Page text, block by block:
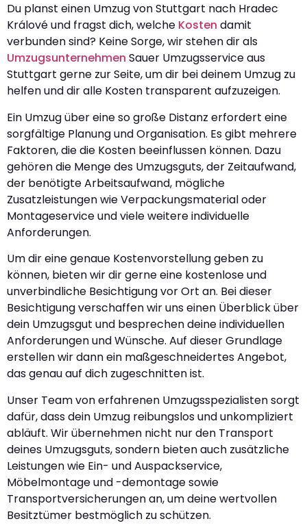
Du planst einen Umzug von Stuttgart nach Hradec
Králové und fragst dich, welche Kosten damit
verbunden sind? Keine Sorge, wir stehen dir als
Umzugsunternehmen Sauer Umzugsservice aus
Stuttgart gerne zur Seite, um dir bei deinem Umzug zu
helfen und dir alle Kosten transparent aufzuzeigen.
Ein Umzug über eine so große Distanz erfordert eine
sorgfältige Planung und Organisation. Es gibt mehrere
Faktoren, die die Kosten beeinflussen können. Dazu
gehören die Menge des Umzugsguts, der Zeitaufwand,
der benötigte Arbeitsaufwand, mögliche
Zusatzleistungen wie Verpackungsmaterial oder
Montageservice und viele weitere individuelle
Anforderungen.
Um dir eine genaue Kostenvorstellung geben zu
können, bieten wir dir gerne eine kostenlose und
unverbindliche Besichtigung vor Ort an. Bei dieser
Besichtigung verschaffen wir uns einen Überblick über
dein Umzugsgut und besprechen deine individuellen
Anforderungen und Wünsche. Auf dieser Grundlage
erstellen wir dann ein maßgeschneidertes Angebot,
das genau auf dich zugeschnitten ist.
Unser Team von erfahrenen Umzugsspezialisten sorgt
dafür, dass dein Umzug reibungslos und unkompliziert
abläuft. Wir übernehmen nicht nur den Transport
deines Umzugsguts, sondern bieten auch zusätzliche
Leistungen wie Ein- und Auspackservice,
Möbelmontage und -demontage sowie
Transportversicherungen an, um deine wertvollen
Besitztümer bestmöglich zu schützen.